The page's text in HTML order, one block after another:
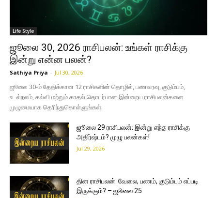
Life Style
ஜூலை 30, 2026 ராசிபலன்: உங்கள் ராசிக்கு
இன்று என்ன பலன்?
Sathiya Priya - Jul 30, 2026
ஜூலை 30-ம் தேதிக்கான 12 ராசிகளின் தொழில், பணவரவு, குடும்பம்,
உடல்நலம், கல்வி மற்றும் காதல் தொடர்பான இன்றைய ராசிபலன்களை
முழுமையாக தெரிந்துகொள்ளுங்கள்.
ஜூலை 29 ராசிபலன்: இன்று எந்த ராசிக்கு
அதிர்ஷ்டம்? முழு பலன்கள்!
Jul 29, 2026
தின ராசிபலன்: வேலை, பணம், குடும்பம் எப்படி
இருக்கும்? – ஜூலை 25